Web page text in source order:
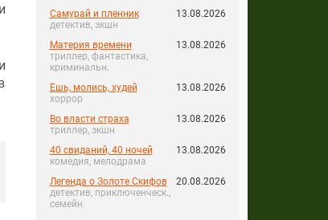
Самурай и пленник
детектив, экшн
13.08.2026
Материя времени
триллер, фантастика,
криминальн.
13.08.2026
Ешь, молись, худей
хоррор
13.08.2026
Во власти страха
триллер, экшн
13.08.2026
40 свиданий, 40 ночей
комедия, мелодрама
13.08.2026
Легенда о Золоте Скифов
детектив, приключенческ.,
семейн.
20.08.2026